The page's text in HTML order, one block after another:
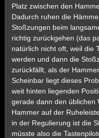
Platz zwischen den
Dadurch ruhen die
Stoßzungen beim
richtig zurückgehen (das
natürlich nicht oft, weil die
werden und dann die
zurückfällt, als der
Scheinbar liegt dieses
weit hinten liegenden
gerade dann den üblichen
Hammer auf der
in der Regulierung ist die
müsste also die